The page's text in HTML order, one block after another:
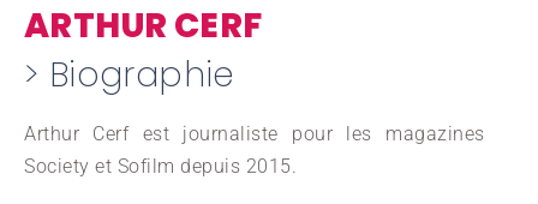
ARTHUR CERF
> Biographie
Arthur Cerf est journaliste pour les magazines
Society et Sofilm depuis 2015.